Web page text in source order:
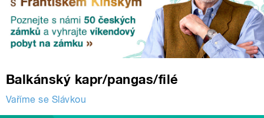
Balkánský kapr/pangas/filé
Vaříme se Slávkou